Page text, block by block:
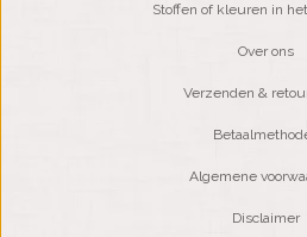
Stoffen of kleuren in
Over ons
Verzenden &
Algemene
Disclaimer